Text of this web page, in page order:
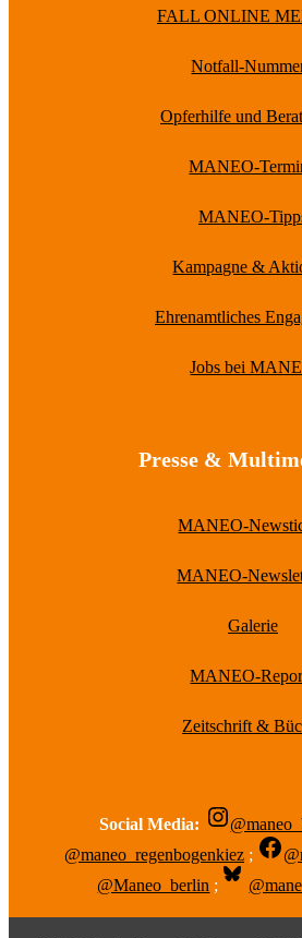
FALL ONLINE
Notfall-
Opferhilfe und
MANEO-
MANEO-
Kampagne &
Ehrenamtliches
Jobs bei
Presse &
MANEO-
MANEO-
Galerie
MANEO-
Zeitschrift &
Social Media:
@maneo_regenbogenkiez ;
@Maneo_berlin ;